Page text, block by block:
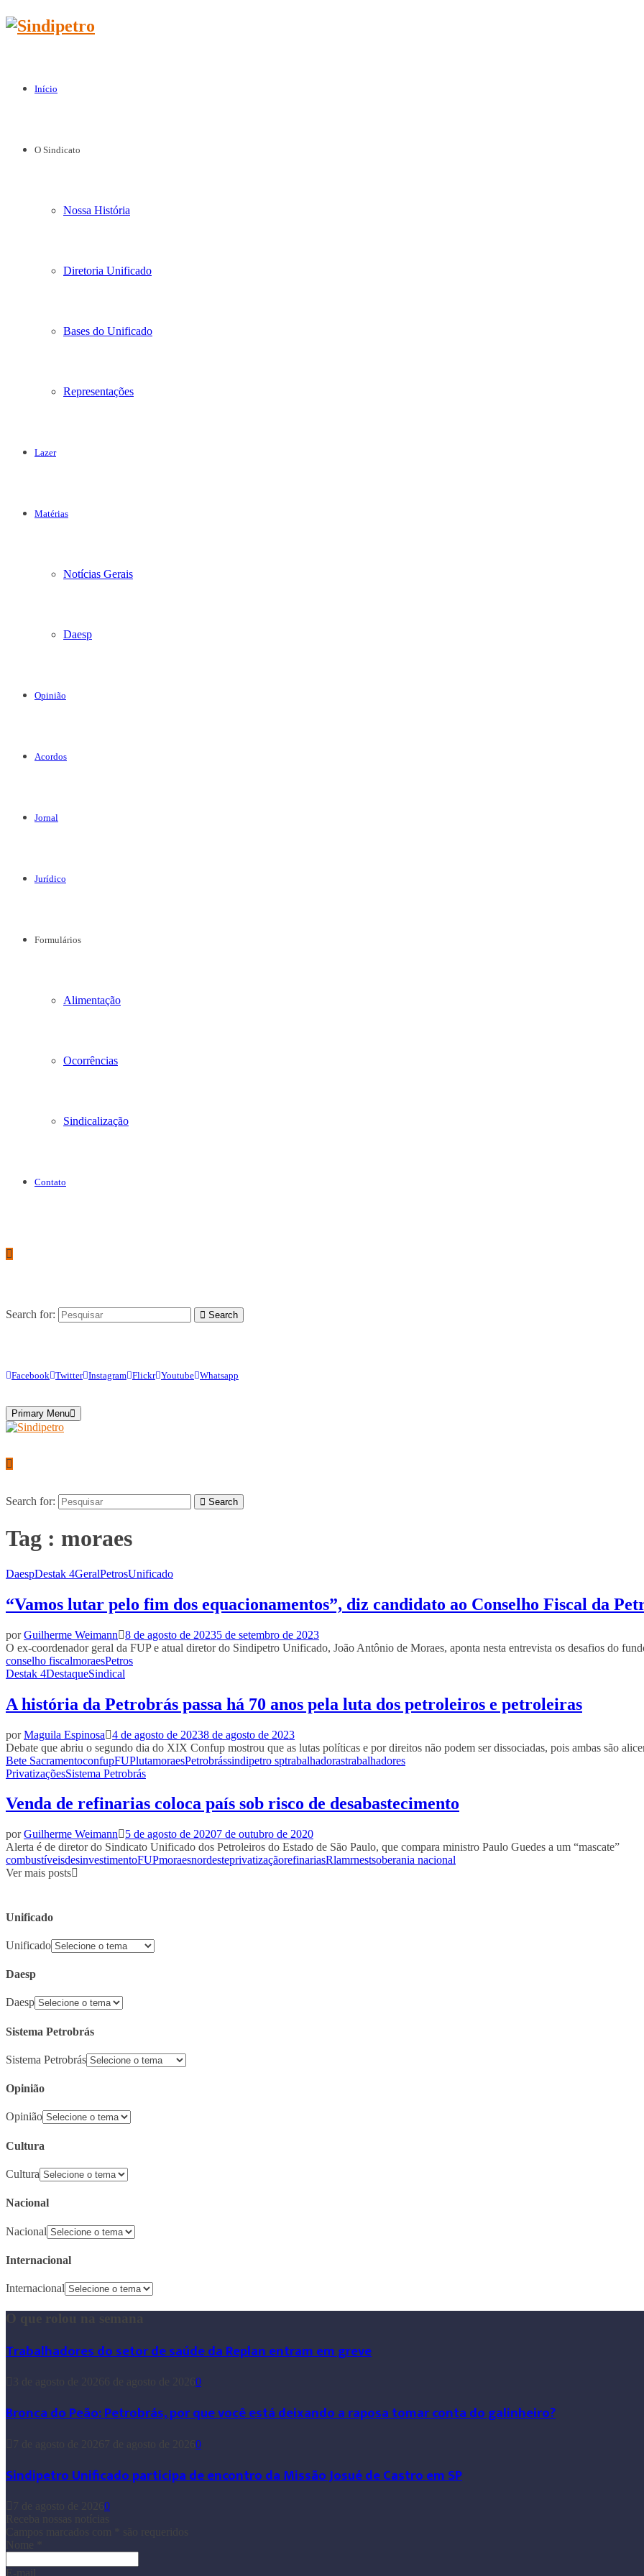
Início
O Sindicato
Nossa História
Diretoria Unificado
Bases do Unificado
Representações
Lazer
Matérias
Notícias Gerais
Daesp
Opinião
Acordos
Jornal
Jurídico
Formulários
Alimentação
Ocorrências
Sindicalização
Contato
Search for: Search
Facebook Twitter Instagram Flickr Youtube Whatsapp
Primary Menu
Search for: Search
Tag : moraes
DaespDestak 4GeralPetrosUnificado
“Vamos lutar pelo fim dos equacionamentos”, diz candidato ao Conselho Fiscal da
porGuilherme Weimann 8 de agosto de 20235 de setembro de 2023
O ex-coordenador geral da FUP e atual diretor do Sindipetro Unificado, João Antônio de Moraes, aponta nesta entrevista os desafios do
conselho fiscalmoraesPetros
Destak 4DestaqueSindical
A história da Petrobrás passa há 70 anos pela luta dos petroleiros e petroleiras
porMaguila Espinosa 4 de agosto de 20238 de agosto de 2023
Debate que abriu o segundo dia do XIX Confup mostrou que as lutas políticas e por direitos não podem ser dissociadas, pois ambas são
Bete SacramentoconfupFUPlutamoraesPetrobrássindipetro sptrabalhadorastrabalhadores
PrivatizaçõesSistema Petrobrás
Venda de refinarias coloca país sob risco de desabastecimento
porGuilherme Weimann 5 de agosto de 20207 de outubro de 2020
Alerta é de diretor do Sindicato Unificado dos Petroleiros do Estado de São Paulo, que compara ministro Paulo Guedes a um “mascate”
combustíveisdesinvestimentoFUPmoraesnordesteprivatizaçãorefinariasRlamrnestsoberania nacional
Ver mais posts
Unificado
Unificado
Daesp
Daesp
Sistema Petrobrás
Sistema Petrobrás
Opinião
Opinião
Cultura
Cultura
Nacional
Nacional
Internacional
Internacional
O que rolou na semana
Trabalhadores do setor de saúde da Replan entram em greve
0
Bronca do Peão: Petrobrás, por que você está deixando a raposa tomar conta do galinheiro?
0
Sindipetro Unificado participa de encontro da Missão Josué de Castro em SP
0